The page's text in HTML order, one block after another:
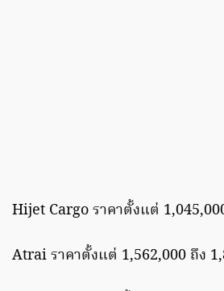
Hijet Cargo ราคาตั้งแต่
Atrai ราคาตั้งแต่ 1,562,000 ถึง